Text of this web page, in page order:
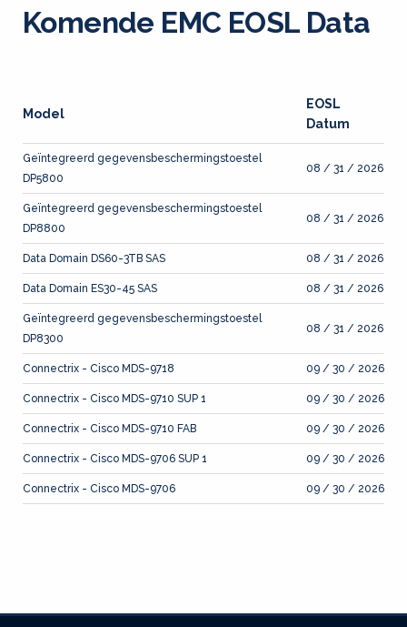
Komende EMC EOSL Data
Model
EOSL
Datum
Geïntegreerd gegevensbeschermingstoestel
DP5800
08 / 31 / 2026
Geïntegreerd gegevensbeschermingstoestel
DP8800
08 / 31 / 2026
Data Domain DS60-3TB SAS 08 / 31 / 2026
Data Domain ES30-45 SAS 08 / 31 / 2026
Geïntegreerd gegevensbeschermingstoestel
DP8300
08 / 31 / 2026
Connectrix - Cisco MDS-9718 09 / 30 / 2026
Connectrix - Cisco MDS-9710 SUP 1 09 / 30 / 2026
Connectrix - Cisco MDS-9710 FAB 09 / 30 / 2026
Connectrix - Cisco MDS-9706 SUP 1 09 / 30 / 2026
Connectrix - Cisco MDS-9706 09 / 30 / 2026